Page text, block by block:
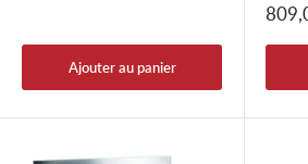
Ajouter au panier
Prix
réduit